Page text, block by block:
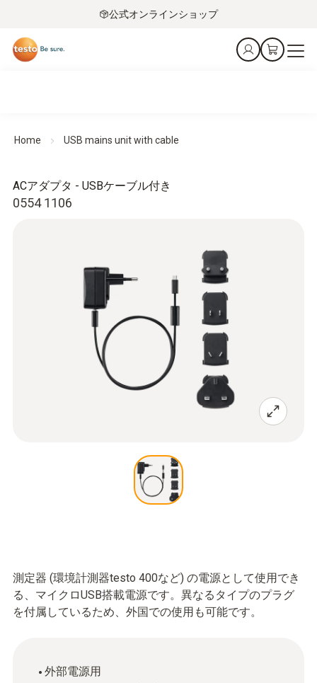
公式オンラインショップ
Home USB mains unit with cable
0554 1106
ACアダプタ - USBケーブル付き
測定器 (環境計測器testo 400など) の電源として使用でき
る、マイクロUSB搭載電源です。異なるタイプのプラグ
を付属しているため、外国での使用も可能です。
外部電源用